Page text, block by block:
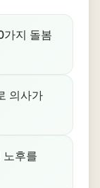
지 돌봄
의사가
노후를